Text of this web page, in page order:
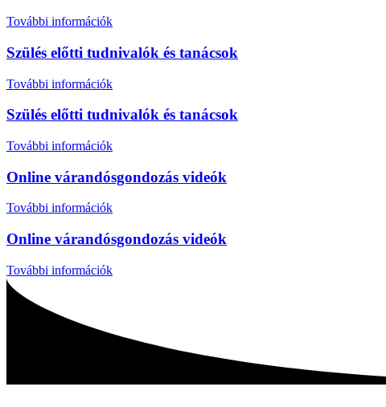
További információk
Szülés előtti tudnivalók és tanácsok
További információk
Szülés előtti tudnivalók és tanácsok
További információk
Online várandósgondozás videók
További információk
Online várandósgondozás videók
További információk